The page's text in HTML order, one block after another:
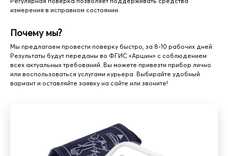
измерения в исправном состоянии.
Почему мы?
Мы предлагаем провести поверку быстро, за 8-10 рабочих дней.
Результаты будут переданы во ФГИС «Аршин» с соблюдением
всех актуальных требований. Вы можете привезти прибор лично
или воспользоваться услугами курьера. Выбирайте удобный
вариант и оставляйте заявку на сайте или звоните!